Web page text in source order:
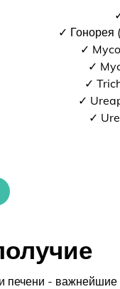
✓ Гонорея
✓
✓
✓
✓
✓
печени - важнейшие